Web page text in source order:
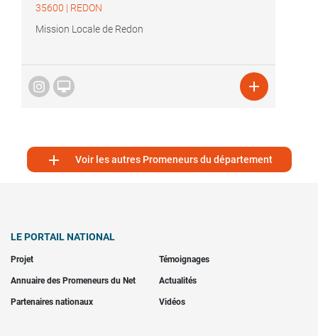
35600 | REDON
Mission Locale de Redon
 
 Voir les autres Promeneurs du département
LE PORTAIL NATIONAL
Projet Témoignages
Annuaire des Promeneurs du Net Actualités
Partenaires nationaux Vidéos